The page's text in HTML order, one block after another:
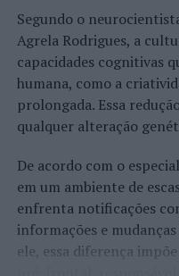
Segundo o
Agrela Rodrigues, a
capacidades cognitivas
humana, como a
prolongada. Essa
qualquer alteração
De acordo com o
em um ambiente de
enfrenta notificações
informações e
ele, essa diferença